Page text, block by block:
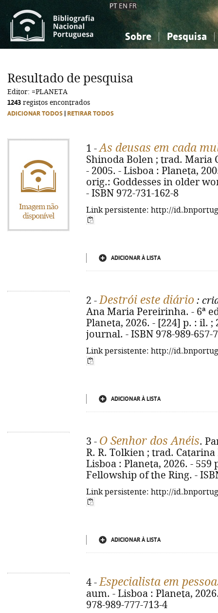
PT EN FR
Sobre Pesquisa
Ciências sociais...
Ciências sociais...
Resultado de pesquisa
Editor: =PLANETA
1243 registos encontrados
ADICIONAR TODOS RETIRAR TODOS
1 -As deusas em cada
Shinoda Bolen ; trad. Maria
- 2005. - Lisboa : Planeta,
orig.: Goddesses in older
- ISBN 972-731-162-8
Link persistente: http://
ADICIONAR À LISTA
2 -Destrói este diário :
Ana Maria Pereirinha. - 6ª
Planeta, 2026. - [224] p. : il.
journal. - ISBN 978-989-657-
Link persistente: http://
ADICIONAR À LISTA
3 - O Senhor dos Anéis.
R. R. Tolkien ; trad.
Lisboa : Planeta, 2026. -
Fellowship of the Ring. -
Link persistente: http://
ADICIONAR À LISTA
4 -Especialista em
aum. - Lisboa : Planeta,
978-989-777-713-4